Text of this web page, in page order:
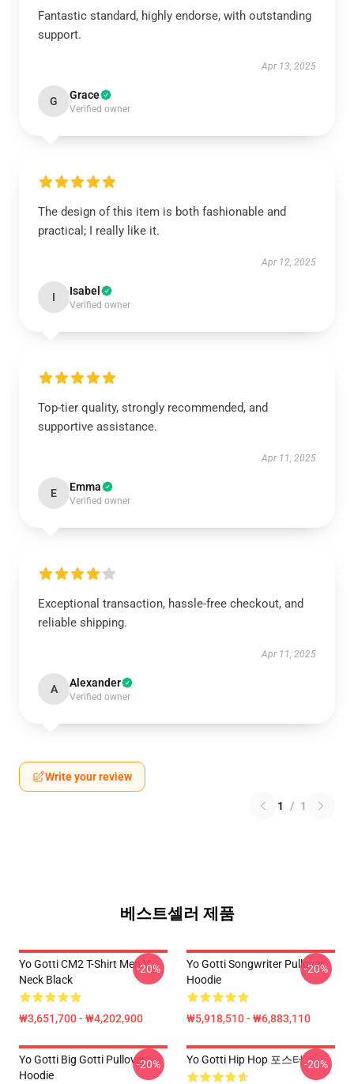
Fantastic standard, highly endorse, with outstanding
support.
Apr 13, 2025
G Grace
Verified owner
The design of this item is both fashionable and
practical; I really like it.
Apr 12, 2025
I Isabel
Verified owner
Top-tier quality, strongly recommended, and
supportive assistance.
Apr 11, 2025
E Emma
Verified owner
Exceptional transaction, hassle-free checkout, and
reliable shipping.
Apr 11, 2025
A Alexander
Verified owner
Write your review
1 / 1
베스트셀러 제품
Yo Gotti CM2 T-Shirt Men V
Neck Black
₩3,651,700 - ₩4,202,900
-20%
Yo Gotti Songwriter Pullover
Hoodie
₩5,918,510 - ₩6,883,110
-20%
Yo Gotti Big Gotti Pullover
Hoodie
-20% Yo Gotti Hip Hop 포스터-20%